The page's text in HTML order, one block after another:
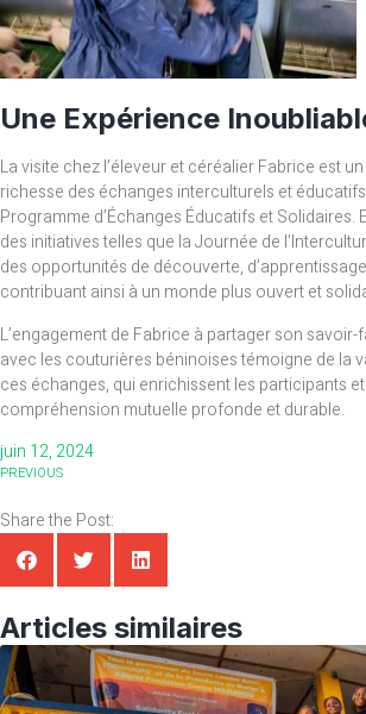
Une Expérience
La visite chez l’éleveur et céréalier Fabrice est
richesse des échanges interculturels et
Programme d’Échanges Éducatifs et Solidaires.
des initiatives telles que la Journée de
des opportunités de découverte,
contribuant ainsi à un monde plus ouvert et
L’engagement de Fabrice à partager son
avec les couturières béninoises témoigne de la
ces échanges, qui enrichissent les participants
compréhension mutuelle profonde et durable.
juin 12, 2024
PREVIOUS
Share the Post:
Articles similaires